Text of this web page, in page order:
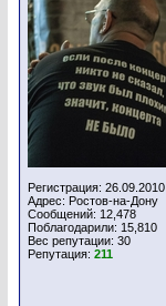
Регистрация: 26.09.2010
Адрес: Ростов-на-Дону
Сообщений: 12,478
Поблагодарили: 15,810
Вес репутации: 30
Репутация: 211